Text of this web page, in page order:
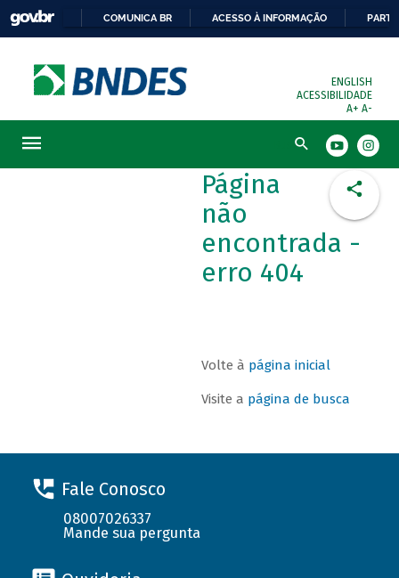
COMUNICA BR ACESSO À INFORMAÇÃO
ENGLISH
ACESSIBILIDADE
A+ A-
Busca
Página
não
encontrada -
erro 404
Volte à página inicial
Visite a página de busca
Fale Conosco
08007026337
Mande sua pergunta